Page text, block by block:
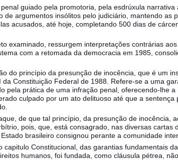
guiado pela promotoria, pela esdrúxula narrativa
de argumentos insólitos pelo judiciário, mantendo as
acusados, até hoje, completando 500 dias de
examinado, ressurgem interpretações contrárias
com a retomada da democracia em 1985,
do princípio da presunção de inocência, que é um
da Constituição Federal de 1988. Refere-se a uma
pela prática de uma infração penal, oferecendo-lhe a
culpado por um ato delituoso até que a sentença
de que tal princípio, da presunção de inocência,
pois, que, está consagrado, nas diversas cartas
brasileiro consignou perante a comunidade
capitulo Constitucional, das garantias fundamentais
humanos, foi fundada, como cláusula pétrea,